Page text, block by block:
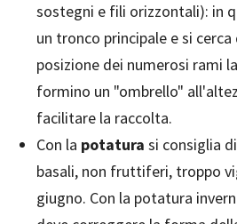
sostegni e fili orizzontali): in
un tronco principale e si
posizione dei numerosi rami
formino un "ombrello"
facilitare la raccolta.
Con la potatura si consiglia
basali, non fruttiferi, troppo
giugno. Con la potatura